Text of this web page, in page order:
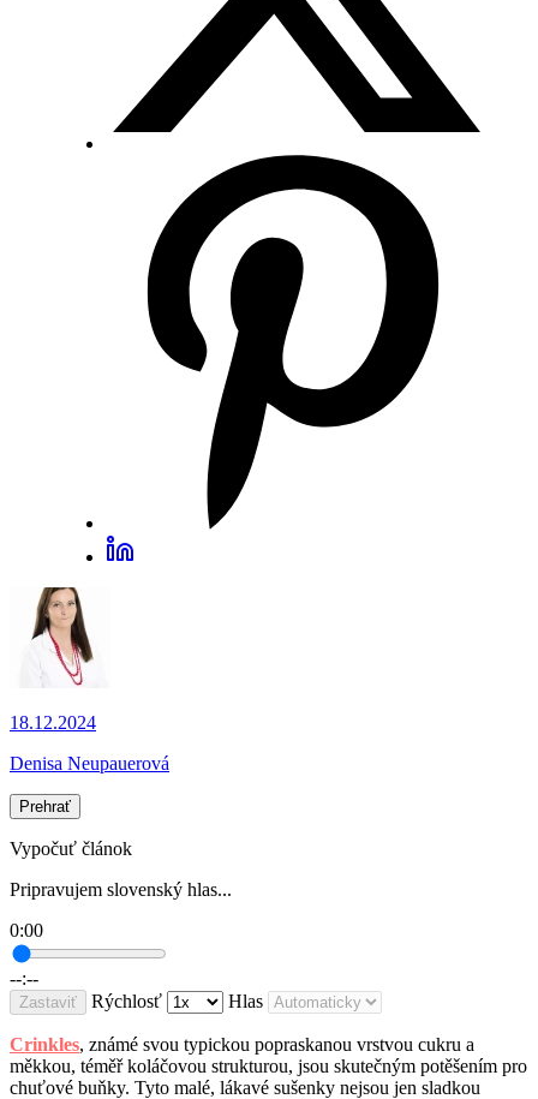
18.12.2024
Denisa Neupauerová
Prehrať
Vypočuť článok
Pripravujem slovenský hlas...
0:00
--:--
Zastaviť Rýchlosť Hlas
Crinkles, známé svou typickou popraskanou vrstvou cukru a
měkkou, téměř koláčovou strukturou, jsou skutečným potěšením pro
chuťové buňky. Tyto malé, lákavé sušenky nejsou jen sladkou